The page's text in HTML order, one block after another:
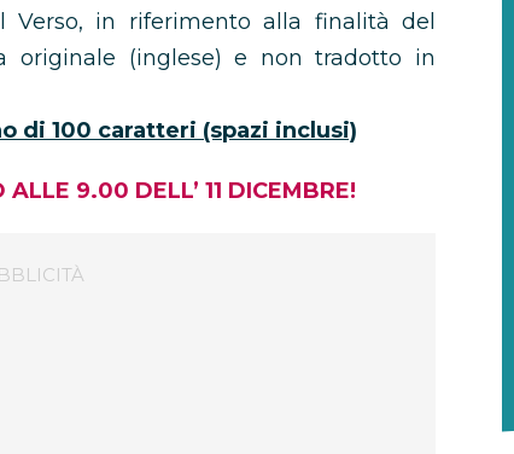
in riferimento alla finalità del
originale (inglese) e non tradotto in
di 100 caratteri (spazi inclusi)
ALLE 9.00 DELL’ 11 DICEMBRE!